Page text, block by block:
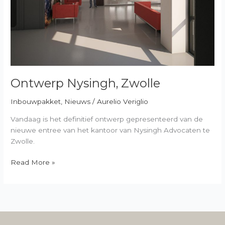
Ontwerp Nysingh, Zwolle
Inbouwpakket Nieuws /Aurelio Veriglio
Vandaag is het definitief ontwerp gepresenteerd van de
nieuwe entree van het kantoor van Nysingh Advocaten te
Zwolle.
Read More »